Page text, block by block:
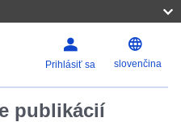
Prihlásiť sa slovenčina
publikácií